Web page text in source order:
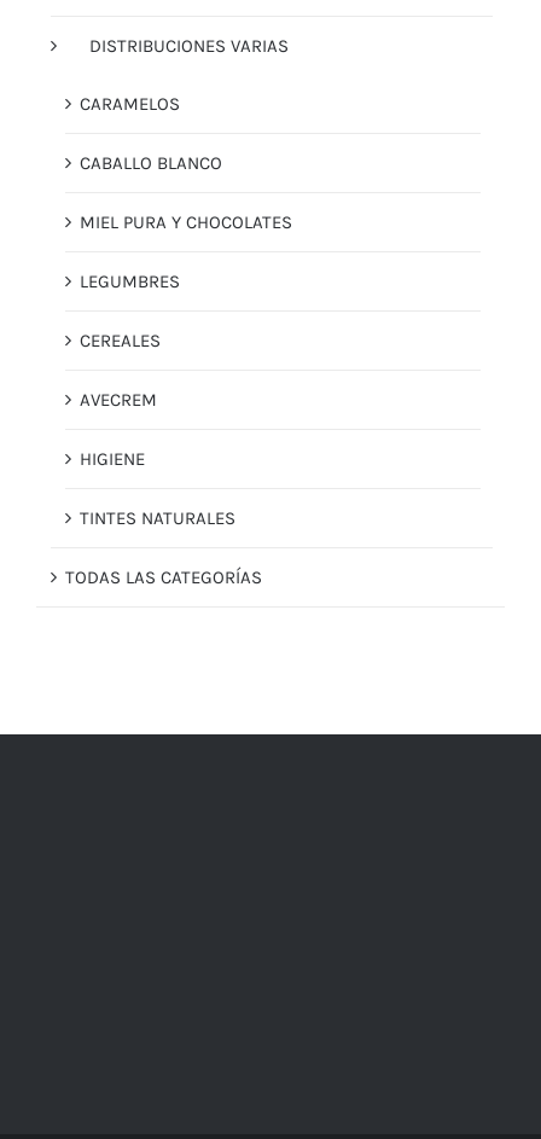
DISTRIBUCIONES VARIAS
CARAMELOS
CABALLO BLANCO
MIEL PURA Y CHOCOLATES
LEGUMBRES
CEREALES
AVECREM
HIGIENE
TINTES NATURALES
TODAS LAS CATEGORÍAS